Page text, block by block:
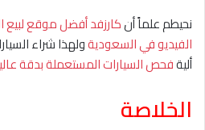
نحيطم علماً أنكارزفد أفضل موقع لبيع
الفيديو في السعوديةولهذا شراء
أليةفحص السيارات المستعملة بدقة عالية 150+ نقطة مع
الخلاصة